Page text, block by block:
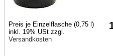
Preis je Einzelflasche (0,75 l)
inkl. 19% USt zzgl.
Versandkosten